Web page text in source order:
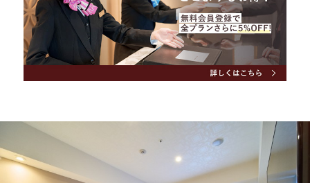
会員ページ
Special offersおすすめプラン＆キャンペーン
Newsお知らせ
FAQよくあるご質問
Contact
アウト
（延長は別料金）
メールアドレスの再設定